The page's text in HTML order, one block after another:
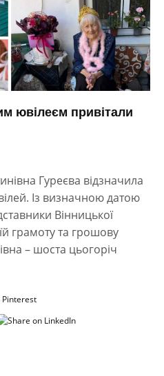
ювілеєм привітали
Гуреєва відзначила
Із визначною датою
Вінницької
грамоту та грошову
– шоста цьогоріч